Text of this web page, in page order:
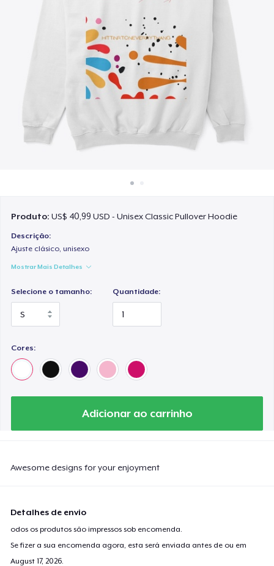
Venda em todo lugar
Venda qualquer coisa
Produto:US$ 40,99 USD - Unisex Classic Pullover Hoodie
Descrição:
Ajuste clásico, unisexo
Mostrar Mais Detalhes
Selecione o tamanho: Quantidade:
Cores:
Adicionar ao carrinho
Awesome designs for your enjoyment
Detalhes de envio
odos os produtos são impressos sob encomenda.
Se fizer a sua encomenda agora, esta será enviada antes de ou em
August 17, 2026